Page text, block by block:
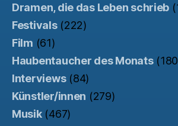
Dramen, die das Leben schrieb
Festivals(222)
Film (61)
Haubentaucher des Monats
Interviews(84)
Künstler/innen (279)
Musik(467)